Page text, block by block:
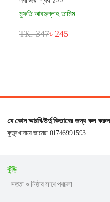
মুফতি আবদুল্লাহ তামিম
TK. 347৳ 245
যে কোন আরবি/উর্দু কিতাবের জন্য কল করুন
কুতুবখানায়ে জামেয়া 01746991593
কুঁড়ি
সততা ও নিষ্ঠার সাথে পথচলা